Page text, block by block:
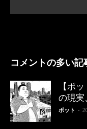
コメントの多い記
【ポ
の現実
ポット -